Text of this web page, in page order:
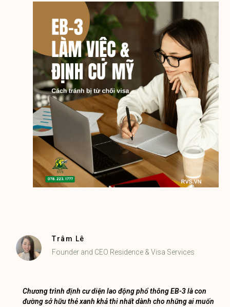
Trâm Lê
Founder and CEO Residence & Visa Services
Chương trình định cư diện lao động phổ thông EB-3 là con
đường sở hữu thẻ xanh khả thi nhất dành cho những ai muốn